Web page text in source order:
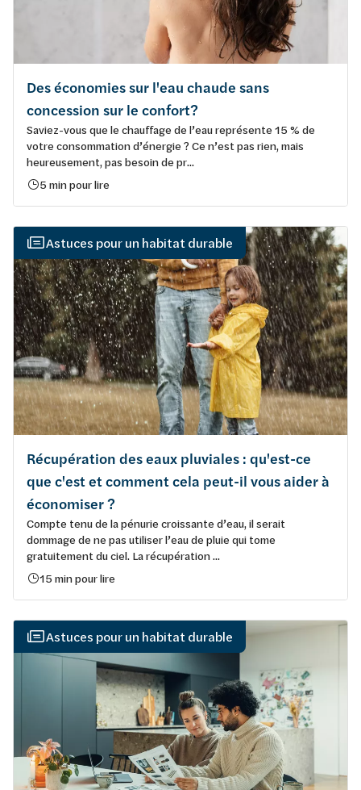
Des économies sur l'eau chaude sans
concession sur le confort?
Saviez-vous que le chauffage de l’eau représente 15 % de
votre consommation d’énergie ? Ce n’est pas rien, mais
heureusement, pas besoin de pr...
5 min pour lire
Astuces pour un habitat durable
Récupération des eaux pluviales : qu'est-ce
que c'est et comment cela peut-il vous aider à
économiser ?
Compte tenu de la pénurie croissante d’eau, il serait
dommage de ne pas utiliser l’eau de pluie qui tome
gratuitement du ciel. La récupération ...
15 min pour lire
Astuces pour un habitat durable